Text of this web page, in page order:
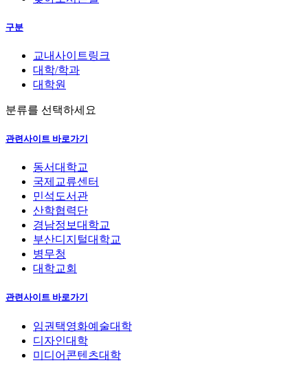
구분
교내사이트링크
대학/학과
대학원
분류를 선택하세요
관련사이트 바로가기
동서대학교
국제교류센터
민석도서관
산학협력단
경남정보대학교
부산디지털대학교
병무청
대학교회
관련사이트 바로가기
임권택영화예술대학
디자인대학
미디어콘텐츠대학